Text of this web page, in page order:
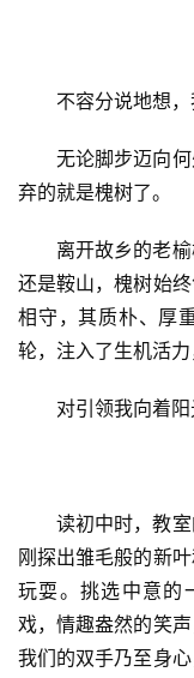
不容分说地想
无论脚步迈向
弃的就是槐树了。
离开故乡的老
还是鞍山，槐树始
相守，其质朴、厚
轮，注入了生机活力
对引领我向着
读初中时，教
刚探出雏毛般的新
玩耍。挑选中意的
戏，情趣盎然的笑
我们的双手乃至身